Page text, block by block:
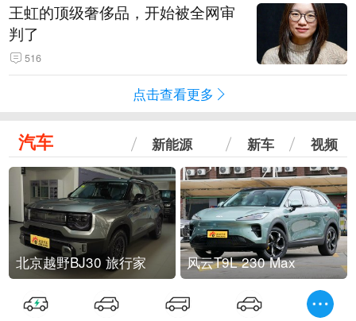
王虹的顶级奢侈品，开始被全网审
判了
516
点击查看更多
汽车 新能源 新车 视频
北京越野BJ30 旅行家 风云T9L 230 Max